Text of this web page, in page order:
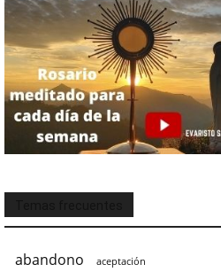
abandono aceptación